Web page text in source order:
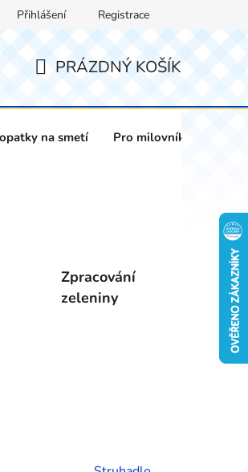
Přihlášení Registrace
NÁKUPNÍ
PRÁZDNÝ KOŠÍK
na smetí Pro milovníky vína
Zpracování
zeleniny